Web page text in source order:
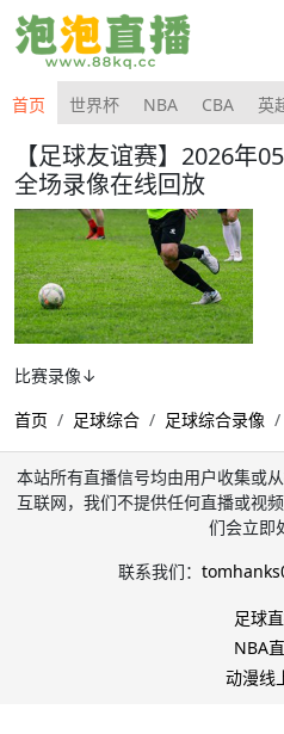
首页 世界杯 NBA CBA 英
【足球友谊赛】2026年
全场录像在线回放
比赛录像↓
首页
足球综合 足球综合录像
本站所有直播信号均由用户收集或
互联网，我们不提供任何直播或视
们会立即
联系我们：
足球
NBA
动漫线